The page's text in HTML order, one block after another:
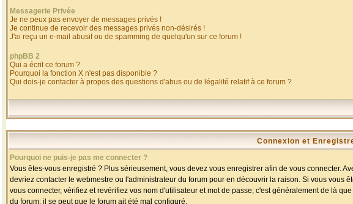
Messagerie Privée
Je ne peux pas envoyer de messages privés !
Je continue de recevoir des messages privés non-désirés !
J'ai reçu un e-mail abusif ou de spamming de quelqu'un sur ce forum !
phpBB 2
Qui a écrit ce forum ?
Pourquoi la fonction X n'est pas disponible ?
Qui dois-je contacter à propos des questions d'abus ou de légalité relatif à ce forum ?
Connexion et
Pourquoi ne puis-je pas me connecter ?
Vous êtes-vous enregistré ? Plus sérieusement, vous devez vous enregistrer afin de vous connecter.
devriez contacter le webmestre ou l'administrateur du forum pour en découvrir la raison. Si vous vous
vous connecter, vérifiez et revérifiez vos nom d'utilisateur et mot de passe; c'est généralement de là
du forum; il se peut que le forum ait été mal configuré.